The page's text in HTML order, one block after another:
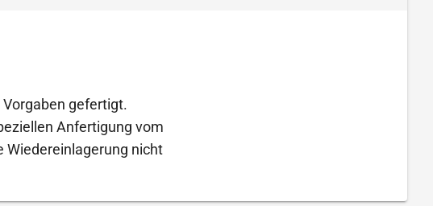
gefertigt.
Anfertigung vom
Wiedereinlagerung nicht